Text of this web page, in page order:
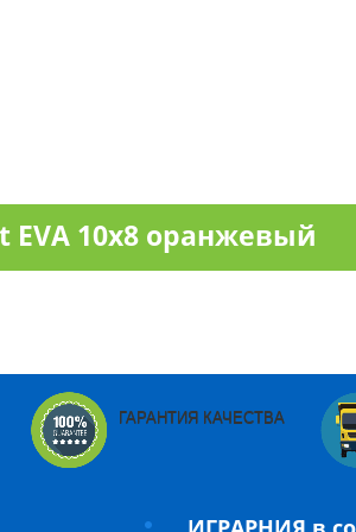
10x8 оранжевый
ГАРАНТИЯ КАЧЕСТВА